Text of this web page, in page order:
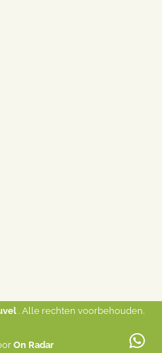
. Alle rechten voorbehouden.
On Radar